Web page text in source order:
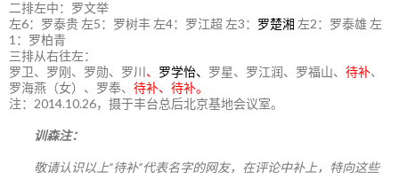
二排左中：罗文举
左6：罗泰贵 左5：罗树丰 左4：罗江超 左3： 罗楚湘 左2：罗泰雄 左
1：罗柏青
三排从右往左：
罗卫、罗刚、罗勋、罗川 、 罗学怡、 罗星、罗江润、罗福山、 待补、
罗海燕（女）、罗奉、 待补、待补。
注：2014.10.26，摄于丰台总后北京基地会议室。
训森注：
敬请认识以上“待补”代表名字的网友，在评论中补上，特向这些